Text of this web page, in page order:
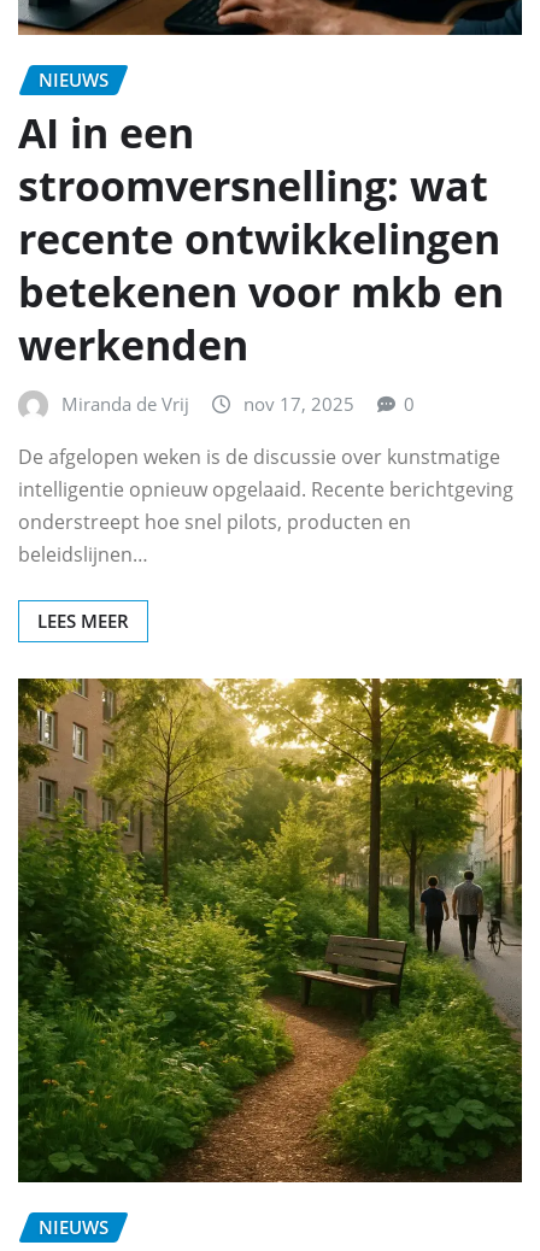
NIEUWS
AI in een
stroomversnelling: wat
recente ontwikkelingen
betekenen voor mkb en
werkenden
Miranda de Vrij nov 17, 2025 0
De afgelopen weken is de discussie over kunstmatige
intelligentie opnieuw opgelaaid. Recente berichtgeving
onderstreept hoe snel pilots, producten en
beleidslijnen…
LEES MEER
NIEUWS